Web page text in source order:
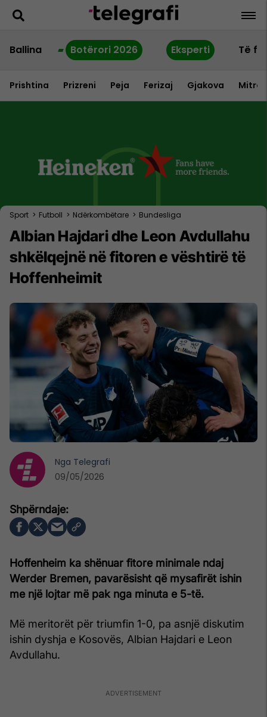
Ballina Botërori 2026 Eksperti Të
Prishtina Prizreni Peja Ferizaj Gjakova
Sport > Futboll > Ndërkombëtare > Bundesliga
Albian Hajdari dhe Leon Avdullahu
shkëlqejnë në fitoren e vështirë të
Hoffenheimit
Hoffenheim ka shënuar fitore minimale ndaj
Werder Bremen, pavarësisht që mysafirët ishin
me një lojtar më pak nga minuta e 5-të.
Më meritorët për triumfin 1-0, pa asnjë diskutim
ishin dyshja e Kosovës, Albian Hajdari e Leon
Avdullahu.
Nga Telegrafi
09/05/2026